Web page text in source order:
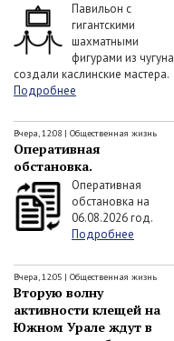
Павильон с
гигантскими
шахматными
фигурами из чугуна
создали каслинские мастера.
Подробнее
Вчера, 12:08 | Общественная жизнь
Оперативная
обстановка.
Оперативная
обстановка на
06.08.2026 год.
Подробнее
Вчера, 12:05 | Общественная жизнь
Вторую волну
активности клещей на
Южном Урале ждут в